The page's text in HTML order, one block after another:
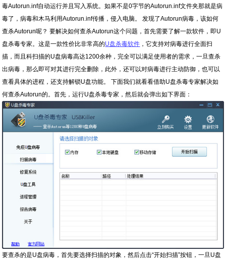
毒Autorun.inf自动运行并且写入系统。如果不是0字节的Autorun.inf文件夹那就是病
毒了，病毒和木马利用Autorun.inf传播，侵入电脑。 发现了Autorun病毒，该如何
查杀Autorun呢？ 要解决如何查杀Autorun这个问题，首先需要了解一款软件，即U
盘杀毒专家。这是一款性价比非常高的U盘杀毒软件 ，它支持对病毒进行全面扫
描，而且科扫描的U盘病毒高达1200余种，完全可以满足使用者的需求，一旦查杀
出病毒，那么即可对其进行完全删除，此外，还可以对病毒进行主动防御，也可以
查看具体的进程，还支持解锁U盘功能。 下面我们就看看借助U盘杀毒专家解决如
何查杀Autorun的。首先，运行U盘杀毒专家，然后就会弹出如下界面：
要查杀的是U盘病毒，首先要选择扫描的对象，然后点击“开始扫描”按钮，一旦U盘